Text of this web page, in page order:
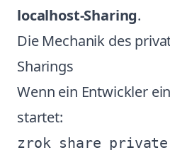
localhost-Sharing.
Die Mechanik des
Sharings
Wenn ein Entwickler
startet: